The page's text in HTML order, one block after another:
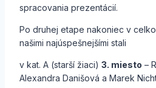
spracovania prezentácií.
Po druhej etape nakoniec v
našimi najúspešnejšími stali
v kat. A (starší žiaci) 3. miesto –
Alexandra Danišová a Marek